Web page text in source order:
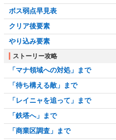
ボス弱点早見表
クリア後要素
やり込み要素
ストーリー攻略
「マナ領域への対処」まで
「待ち構える敵」まで
「レイニャを追って」まで
「鉄塔へ」まで
「商業区調査」まで